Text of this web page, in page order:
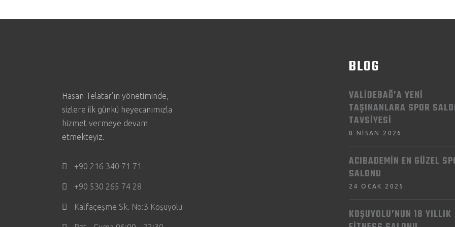
Hasan Telatar’ın yönetiminde,
sizlere ilk günkü heyecanımızla
hizmet vermeye devam
etmekteyiz.
+90 216 340 71 71
+90 530 265 74 28
Kalfaçeşme Sk. No:3 Koşuyolu
BLOG
VALIDEBAĞ’A YENI
TAŞINANLARA SPOR
TAVSIYESI
8 NISAN 2026
ACIBADEMIN EN GÜZEL
SALONU
24 OCAK 2025
KOŞUYOLU’NUN 18 YILLIK